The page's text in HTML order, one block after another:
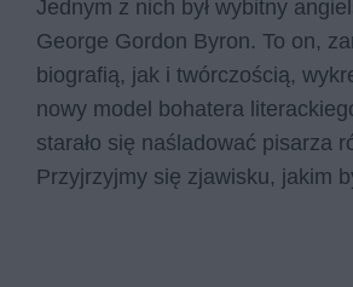
Jednym z nich był wybitny
George Gordon Byron. To on,
biografią, jak i twórczością,
nowy model bohatera
starało się naśladować pisarza
Przyjrzyjmy się zjawisku, jakim